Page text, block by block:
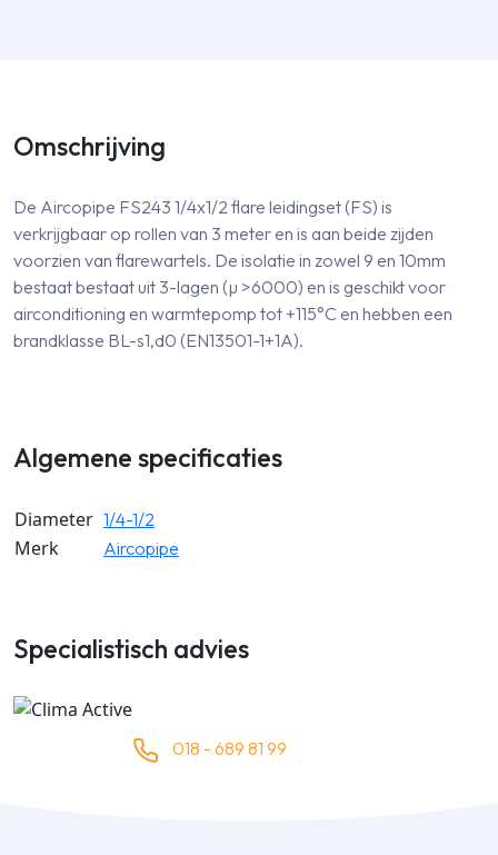
Omschrijving
De Aircopipe FS243 1/4x1/2 flare leidingset (FS) is
verkrijgbaar op rollen van 3 meter en is aan beide zijden
voorzien van flarewartels. De isolatie in zowel 9 en 10mm
bestaat bestaat uit 3-lagen (µ >6000) en is geschikt voor
airconditioning en warmtepomp tot +115°C en hebben een
brandklasse BL-s1,d0 (EN13501-1+1A).
Algemene specificaties
Diameter 1/4-1/2
Merk Aircopipe
Specialistisch advies
018 - 689 81 99